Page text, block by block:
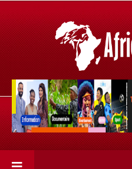
Retrouvez votre chaîne
CANAL+ 36 . Fandaharam-
anareo!